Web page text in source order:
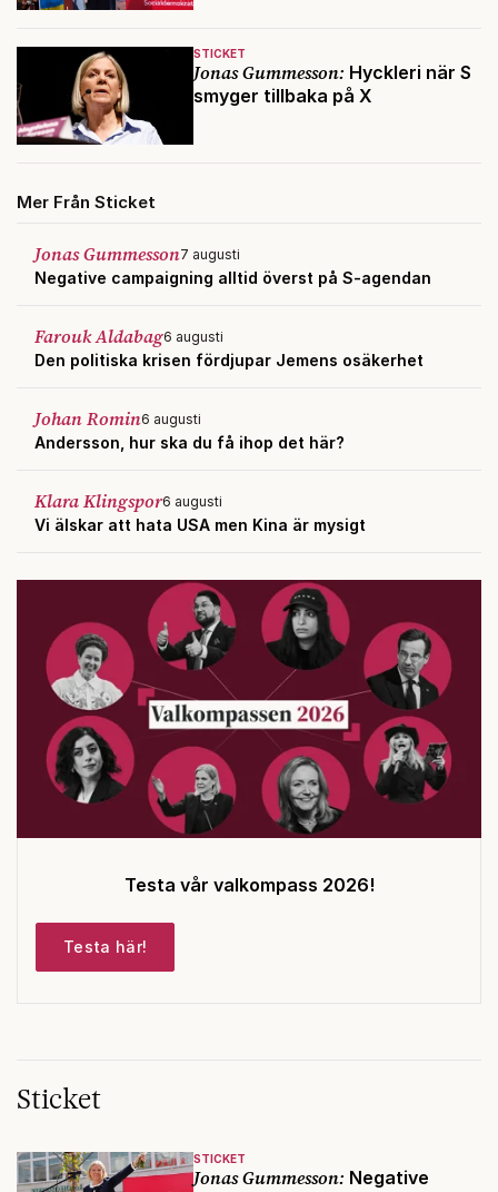
STICKET
Jonas Gummesson: Hyckleri när S
smyger tillbaka på X
Mer Från Sticket
Jonas Gummesson7 augusti
Negative campaigning alltid överst på S-agendan
Farouk Aldabag6 augusti
Den politiska krisen fördjupar Jemens osäkerhet
Johan Romin6 augusti
Andersson, hur ska du få ihop det här?
Klara Klingspor6 augusti
Vi älskar att hata USA men Kina är mysigt
Testa vår valkompass 2026!
Testa här!
Sticket
STICKET
Jonas Gummesson: Negative